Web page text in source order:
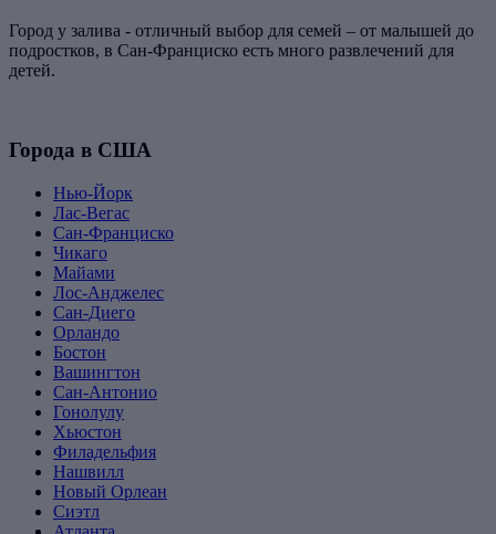
Город у залива - отличный выбор для семей – от малышей до
подростков, в Сан-Франциско есть много развлечений для
детей.
Города в США
Нью-Йорк
Лас-Вегас
Сан-Франциско
Чикаго
Майами
Лос-Анджелес
Сан-Диего
Орландо
Бостон
Вашингтон
Сан-Антонио
Гонолулу
Хьюстон
Филадельфия
Нашвилл
Новый Орлеан
Сиэтл